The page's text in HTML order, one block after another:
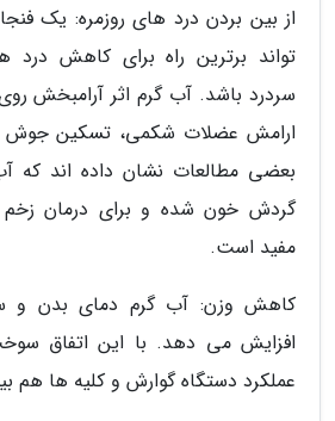
از بین بردن درد های روزمره: یک
تواند برترین راه برای کاهش
سردرد باشد. آب گرم اثر آرامبخش
ارامش عضلات شکمی، تسکین جوش
بعضی مطالعات نشان داده اند که
گردش خون شده و برای درمان زخم
مفید است.
کاهش وزن: آب گرم دمای بدن و
افزایش می دهد. با این اتفاق
عملکرد دستگاه گوارش و کلیه ها هم